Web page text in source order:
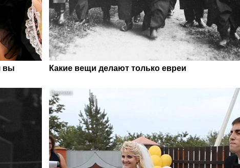
вы
Какие вещи делают только евреи